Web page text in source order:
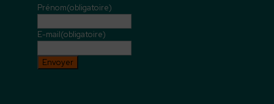
Prénom(obligatoire)
E-mail(obligatoire)
Envoyer